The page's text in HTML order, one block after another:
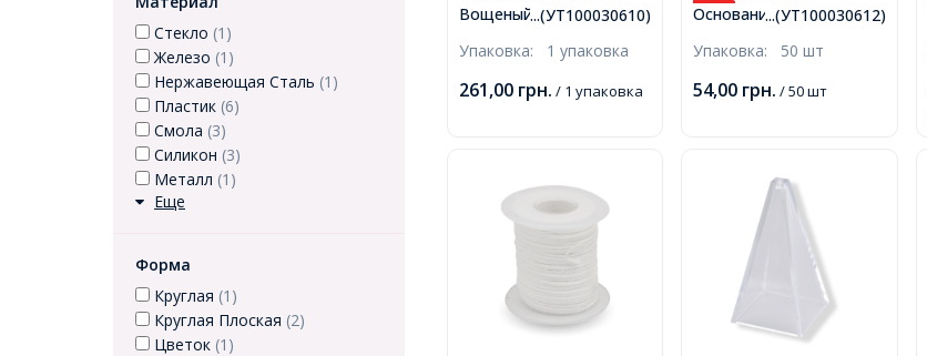
Стекло (1)
Железо (1)
Нержавеющая Сталь (1)
Пластик (6)
Смола (3)
Силикон (3)
Металл (1)
Еще
Форма
Круглая (1)
Круглая Плоская (2)
Цветок (1)
...(УТ100030610)
Вощеный Фитиль с
Основанием, Цвет:
100шт/упаковка,
Упаковка: 1 упаковка
261,00 грн. / 1 упаковка
...(УТ100030612)
Основание для Фитиля
Стикеры для Крепления
Свечей, 1х0.1см,
Упаковка: 50 шт
54,00 грн. / 50 шт